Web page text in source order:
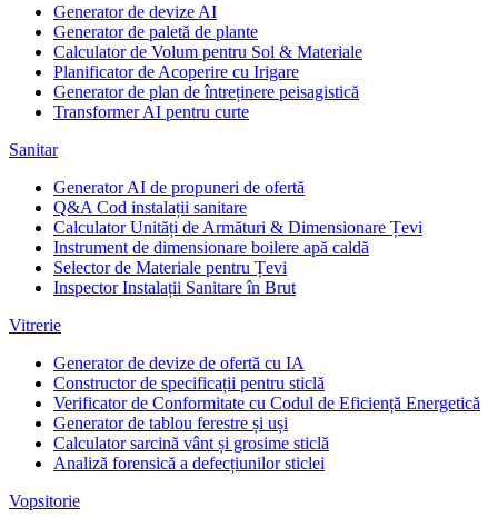
Generator de devize AI
Generator de paletă de plante
Calculator de Volum pentru Sol & Materiale
Planificator de Acoperire cu Irigare
Generator de plan de întreținere peisagistică
Transformer AI pentru curte
Sanitar
Generator AI de propuneri de ofertă
Q&A Cod instalații sanitare
Calculator Unități de Armături & Dimensionare Țevi
Instrument de dimensionare boilere apă caldă
Selector de Materiale pentru Țevi
Inspector Instalații Sanitare în Brut
Vitrerie
Generator de devize de ofertă cu IA
Constructor de specificații pentru sticlă
Verificator de Conformitate cu Codul de Eficiență Energetică
Generator de tablou ferestre și uși
Calculator sarcină vânt și grosime sticlă
Analiză forensică a defecțiunilor sticlei
Vopsitorie